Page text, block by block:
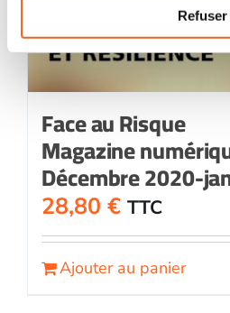
Refuser
Face au Risque
Magazine
Décembre 2020-
28,80 € TTC
Ajouter au panier